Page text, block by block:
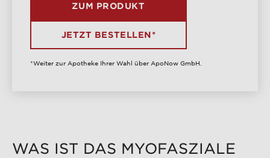
ZUM PRODUKT
JETZT BESTELLEN*
*Weiter zur Apotheke Ihrer Wahl über ApoNow GmbH.
WAS IST DAS MYOFASZIALE